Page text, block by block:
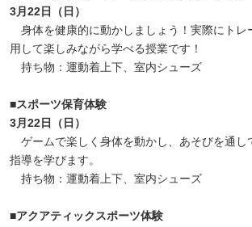
3月22日（日）
身体を健康的に動かしましょう！実際にトレ
用して楽しみながら学べる授業です！
持ち物：運動着上下、室内シューズ
■スポーツ保育体験
3月22日（日）
ゲームで楽しく身体を動かし、あそびを通し
指導を学びます。
持ち物：運動着上下、室内シューズ
■アクアティックスポーツ体験